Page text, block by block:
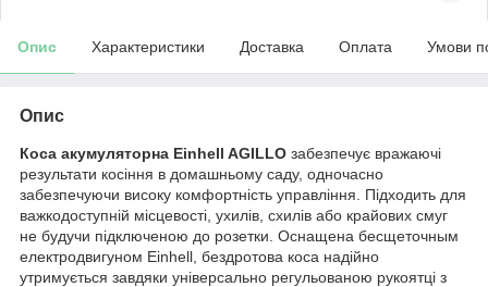
Опис Характеристики Доставка Оплата Умови
Опис
Коса акумуляторна Einhell AGILLO забезпечує вражаючі
результати косіння в домашньому саду, одночасно
забезпечуючи високу комфортність управління. Підходить для
важкодоступній місцевості, ухилів, схилів або крайових смуг
не будучи підключеною до розетки. Оснащена бесщеточным
електродвигуном Einhell, бездротова коса надійно
утримується завдяки універсально регульованою рукоятці з